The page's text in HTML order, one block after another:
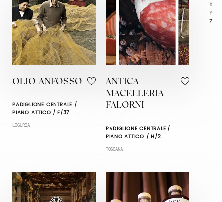
X
Y
Z
OLIO ANFOSSO
PADIGLIONE CENTRALE /
PIANO ATTICO / F/37
LIGURIA
ANTICA
MACELLERIA
FALORNI
PADIGLIONE CENTRALE /
PIANO ATTICO / H/2
TOSCANA